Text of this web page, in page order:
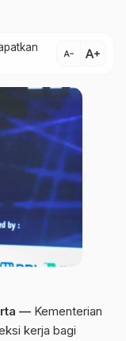
text_decrease text_increase
— Kementerian
kerja bagi